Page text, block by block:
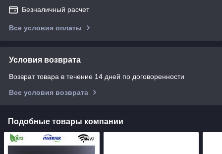
Безналичный расчет
Все условия оплаты
Условия возврата
Возврат товара в течение 14 дней по договоренности
Все условия возврата
Подобные товары компании